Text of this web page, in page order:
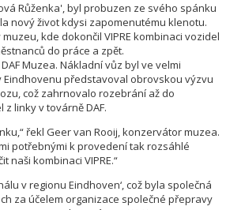
Růženka', byl probuzen ze svého spánku
nový život kdysi zapomenutému klenotu.
kde dokončil VIPRE kombinaci vozidel
do práce a zpět.
Muzea. Nákladní vůz byl ve velmi
představoval obrovskou výzvu
což zahrnovalo rozebrání až do
linky v továrně DAF.
řekl Geer van Rooij, konzervátor muzea.
potřebnými k provedení tak rozsáhlé
naši kombinaci VIPRE.“
v regionu Eindhoven‘, což byla společná
za účelem organizace společné přepravy